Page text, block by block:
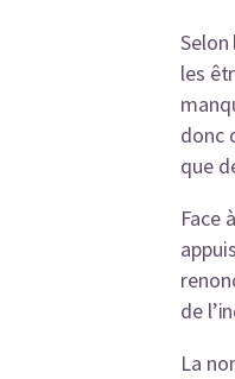
les
donc
que
Face
de
La